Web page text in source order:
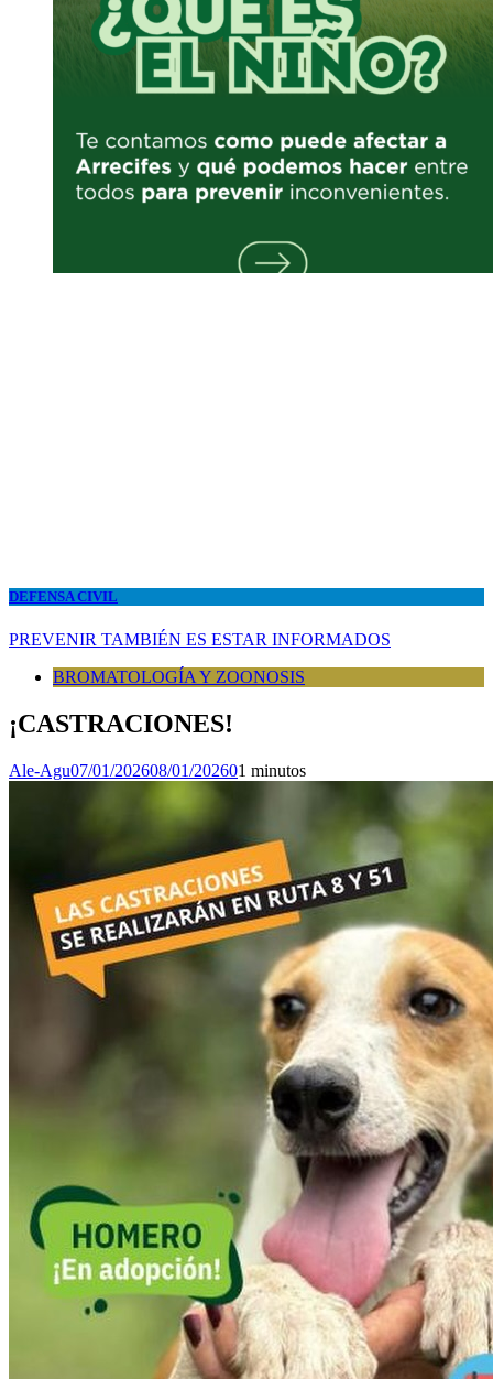
DEFENSA CIVIL
PREVENIR TAMBIÉN ES ESTAR INFORMADOS
BROMATOLOGÍA Y ZOONOSIS
¡CASTRACIONES!
Ale-Agu07/01/202608/01/202601 minutos